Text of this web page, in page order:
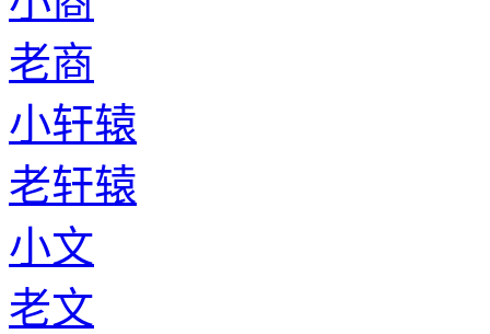
老商
小轩辕
老轩辕
小文
老文